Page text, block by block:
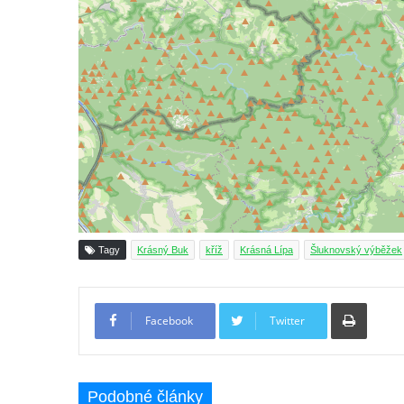
Boží muka na rozcestí východně od Chouče
Kříž na návsi v Lužici
Kříž na návsi v Dobrčicích
Kříž u domu čp. 3 v Chrámcích
Kříž u polní cesty severozápadně od Kozel
Údajný kříž na návsi v Kozlech
Centrální kříž hřbitova v Kozlech
Kříž východně od Oparna u cesty na Lovoš
Pamětní kříž na Lovoši
Chlumu
Tagy Krásný Buk kříž Krásná Lípa Šluknovský výběžek
Facebook Twitter
Podobné články